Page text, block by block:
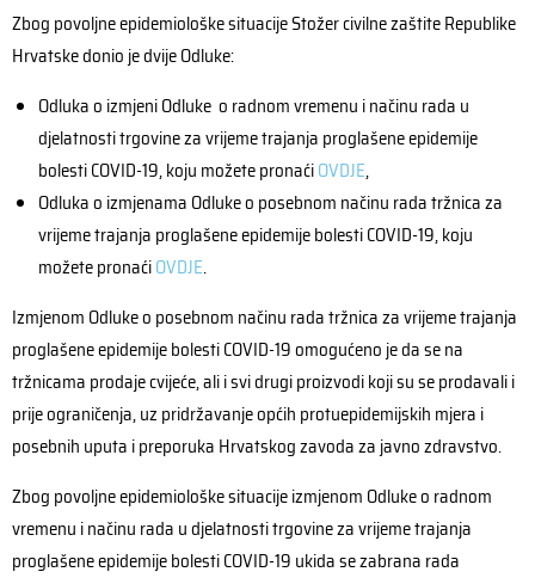
Zbog povoljne epidemiološke situacije Stožer civilne zaštite Republike
Hrvatske donio je dvije Odluke:
Odluka o izmjeni Odluke o radnom vremenu i načinu rada u
djelatnosti trgovine za vrijeme trajanja proglašene epidemije
bolesti COVID-19, koju možete pronaćiOVDJE,
Odluka o izmjenama Odluke o posebnom načinu rada tržnica za
vrijeme trajanja proglašene epidemije bolesti COVID-19, koju
možete pronaćiOVDJE.
Izmjenom Odluke o posebnom načinu rada tržnica za vrijeme trajanja
proglašene epidemije bolesti COVID-19 omogućeno je da se na
tržnicama prodaje cvijeće, ali i svi drugi proizvodi koji su se prodavali i
prije ograničenja, uz pridržavanje općih protuepidemijskih mjera i
posebnih uputa i preporuka Hrvatskog zavoda za javno zdravstvo.
Zbog povoljne epidemiološke situacije izmjenom Odluke o radnom
vremenu i načinu rada u djelatnosti trgovine za vrijeme trajanja
proglašene epidemije bolesti COVID-19 ukida se zabrana rada